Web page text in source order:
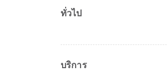
ทั่วไป
บริการ